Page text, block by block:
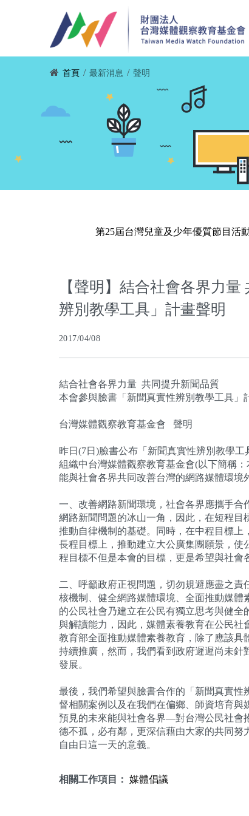
您在這裡
首頁 / 最新消息 / 聲明
第25屆台灣兒童及少年優質節目活
【聲明】結合社會各界力
辨別教學工具」計畫聲明
2017/04/08
結合社會各界力量 共同提升新聞品質
本會參與臉書「新聞真實性辨別教學工具」
台灣媒體觀察教育基金會 聲明
昨日(7日)臉書公布「新聞真實性辨別教學
組織中台灣媒體觀察教育基金會(以下簡稱
能與社會各界共同改善台灣的網路媒體環境
一、改善網路新聞環境，社會各界應攜手
網路新聞問題的冰山一角，因此，在短程
推動自律機制的基礎。同時，在中程目標
長程目標上，推動建立大公廣集團願景，
程目標不但是本會的目標，更是希望與社會
二、呼籲政府正視問題，切勿規避應盡之
核機制、健全網路媒體環境、全面推動媒
的公民社會乃建立在公民有獨立思考與健
與解讀能力，因此，媒體素養教育在公民
教育部全面推動媒體素養教育，除了應該
持續推廣，然而，我們看到政府遲遲尚未
發展。
最後，我們希望與臉書合作的「新聞真實
督相關案例以及在我們在偏鄉、師資培育
預見的未來能與社會各界—對台灣公民社會
德不孤，必有鄰，更深信藉由大家的共同
自由日這一天的意義。
相關工作項目： 媒體倡議